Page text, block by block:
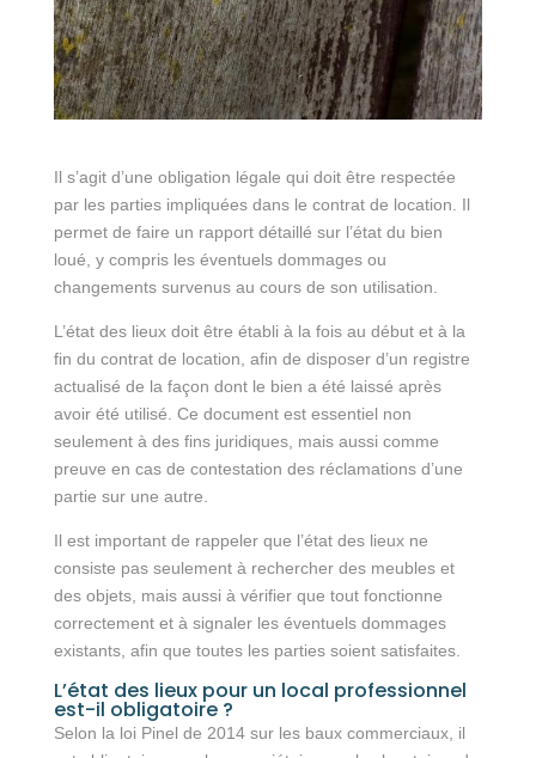
Il s’agit d’une obligation légale qui doit être respectée
par les parties impliquées dans le contrat de location. Il
permet de faire un rapport détaillé sur l’état du bien
loué, y compris les éventuels dommages ou
changements survenus au cours de son utilisation.
L’état des lieux doit être établi à la fois au début et à la
fin du contrat de location, afin de disposer d’un registre
actualisé de la façon dont le bien a été laissé après
avoir été utilisé. Ce document est essentiel non
seulement à des fins juridiques, mais aussi comme
preuve en cas de contestation des réclamations d’une
partie sur une autre.
Il est important de rappeler que l’état des lieux ne
consiste pas seulement à rechercher des meubles et
des objets, mais aussi à vérifier que tout fonctionne
correctement et à signaler les éventuels dommages
existants, afin que toutes les parties soient satisfaites.
L’état des lieux pour un local professionnel
est-il obligatoire ?
Selon la loi Pinel de 2014 sur les baux commerciaux, il